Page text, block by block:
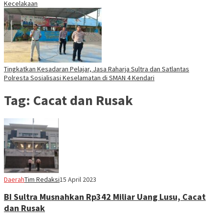
Kecelakaan
Tingkatkan Kesadaran Pelajar, Jasa Raharja Sultra dan Satlantas
Polresta Sosialisasi Keselamatan di SMAN 4 Kendari
Tag: Cacat dan Rusak
DaerahTim Redaksi15 April 2023
BI Sultra Musnahkan Rp342 Miliar Uang Lusu, Cacat
dan Rusak